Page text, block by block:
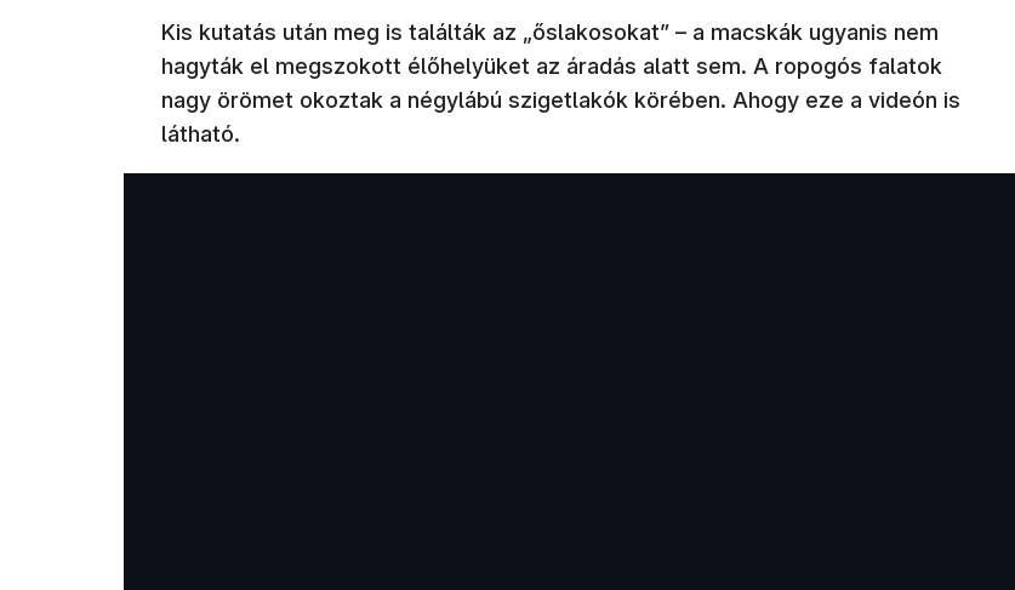
Kis kutatás után meg is találták az „őslakosokat” – a macskák ugyanis nem
hagyták el megszokott élőhelyüket az áradás alatt sem. A ropogós falatok
nagy örömet okoztak a négylábú szigetlakók körében. Ahogy eze a videón is
látható.